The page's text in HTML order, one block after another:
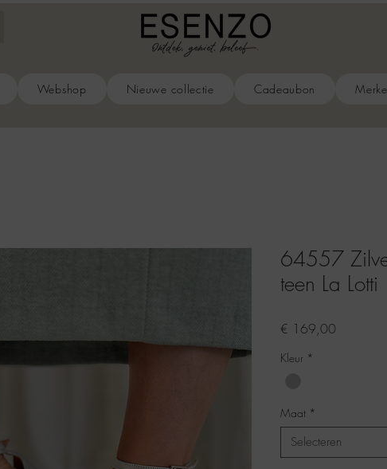
Webshop Nieuwe collectie Cadeaubon
64557
teen La Lotti
€ 169,00
Kleur *
Maat *
Selecteren